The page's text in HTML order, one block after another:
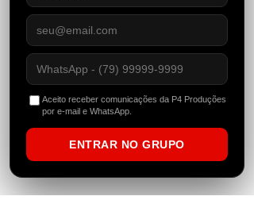
cada vez mais abrangente e alcançando
ainda mais espaços. Com um equipe de
gravadora brasileira especializada em
gravações de techno, house music, eventos,
reserva de artistas e gerenciamento. Além
independente que vive e respira dance music.
receba notícias e promoções em primeira
Aceito receber comunicações da P4 Produções
por e-mail e WhatsApp.
ENTRAR NO GRUPO